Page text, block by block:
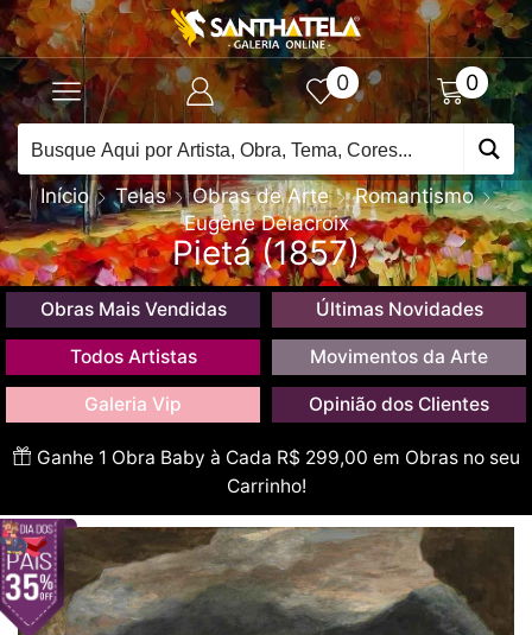
0 0
Início Telas Obras de Arte
Romantismo
Eugène Delacroix
Pietá (1857)
Obras Mais Vendidas Últimas Novidades
Todos Artistas Movimentos da Arte
Galeria Vip Opinião dos Clientes
Ganhe 1 Obra Baby à Cada R$ 299,00 em Obras no seu
Carrinho!